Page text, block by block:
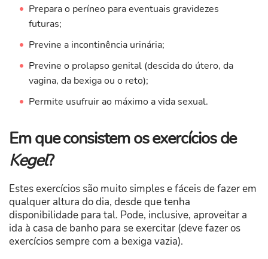
Prepara o períneo para eventuais gravidezes
futuras;
Previne a incontinência urinária;
Previne o prolapso genital (descida do útero, da
vagina, da bexiga ou o reto);
Permite usufruir ao máximo a vida sexual.
Em que consistem os exercícios de
Kegel?
Estes exercícios são muito simples e fáceis de fazer em
qualquer altura do dia, desde que tenha
disponibilidade para tal. Pode, inclusive, aproveitar a
ida à casa de banho para se exercitar (deve fazer os
exercícios sempre com a bexiga vazia).